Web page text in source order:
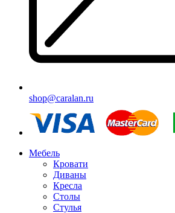
shop@caralan.ru
Мебель
Кровати
Диваны
Кресла
Столы
Стулья